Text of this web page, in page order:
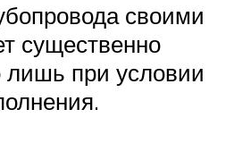
своими
существенно
лишь при условии